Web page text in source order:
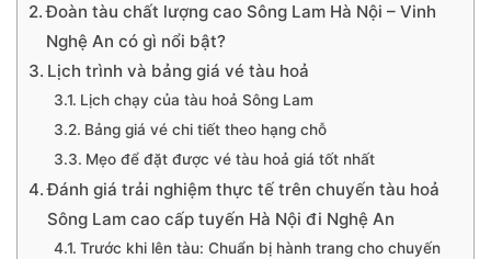
Đoàn tàu chất lượng cao Sông Lam Hà Nội – Vinh
Nghệ An có gì nổi bật?
Lịch trình và bảng giá vé tàu hoả
Lịch chạy của tàu hoả Sông Lam
Bảng giá vé chi tiết theo hạng chỗ
Mẹo để đặt được vé tàu hoả giá tốt nhất
Đánh giá trải nghiệm thực tế trên chuyến tàu hoả
Sông Lam cao cấp tuyến Hà Nội đi Nghệ An
Trước khi lên tàu: Chuẩn bị hành trang cho chuyến